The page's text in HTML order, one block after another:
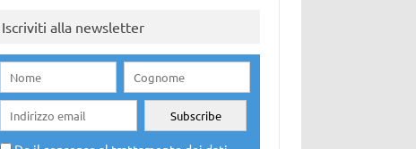
Iscriviti alla newsletter